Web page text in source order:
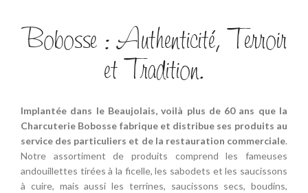
Bobosse : Authenticité, Terroir
et Tradition.
Implantée dans le Beaujolais, voilà plus de 60 ans que la
Charcuterie Bobosse fabrique et distribue ses produits au
service des particuliers et de la restauration commerciale.
Notre assortiment de produits comprend les fameuses
andouillettes tirées à la ficelle, les sabodets et les saucissons
à cuire, mais aussi les terrines, saucissons secs, boudins,